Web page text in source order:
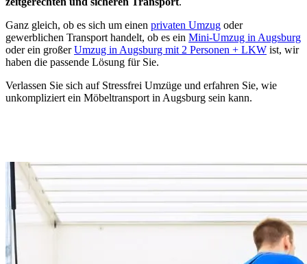
Ganz gleich, ob es sich um einen privaten Umzug oder
gewerblichen Transport handelt, ob es ein Mini-Umzug in Augsburg
oder ein großerUmzug in Augsburg mit 2 Personen + LKW ist, wir
haben die passende Lösung für Sie.
Verlassen Sie sich auf Stressfrei Umzüge und erfahren Sie, wie
unkompliziert ein Möbeltransport in Augsburg sein kann.